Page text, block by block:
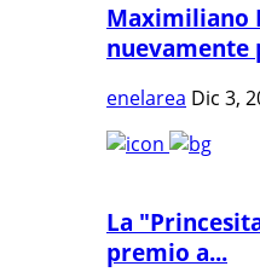
Maximiliano
nuevamente
enelarea Dic 3,
La
premio a...